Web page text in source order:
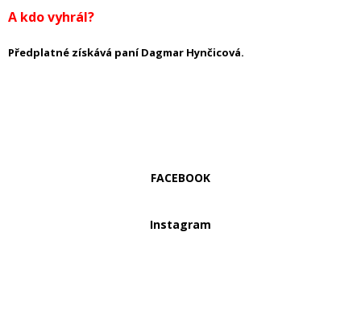
A kdo vyhrál?
Předplatné získává paní Dagmar Hynčicová.
FACEBOOK
Instagram